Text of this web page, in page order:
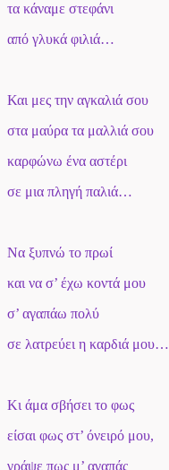
τα κάναμε στεφάνι
από γλυκά φιλιά…
Και μες την αγκαλιά σου
στα μαύρα τα μαλλιά σου
καρφώνω ένα αστέρι
σε μια πληγή παλιά…
Να ξυπνώ το πρωί
και να σ’ έχω κοντά μου
σ’ αγαπάω πολύ
σε λατρεύει η καρδιά μου…
Κι άμα σβήσει το φως
είσαι φως στ’ όνειρό μου,
γράψε πως μ’ αγαπάς